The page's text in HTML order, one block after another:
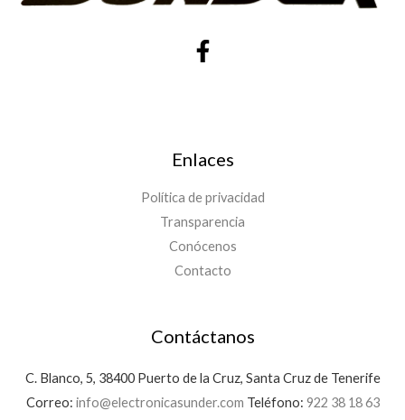
Enlaces
Política de privacidad
Transparencia
Conócenos
Contacto
Contáctanos
C. Blanco, 5, 38400 Puerto de la Cruz, Santa Cruz de Tenerife
Correo: info@electronicasunder.com Teléfono: 922 38 18 63